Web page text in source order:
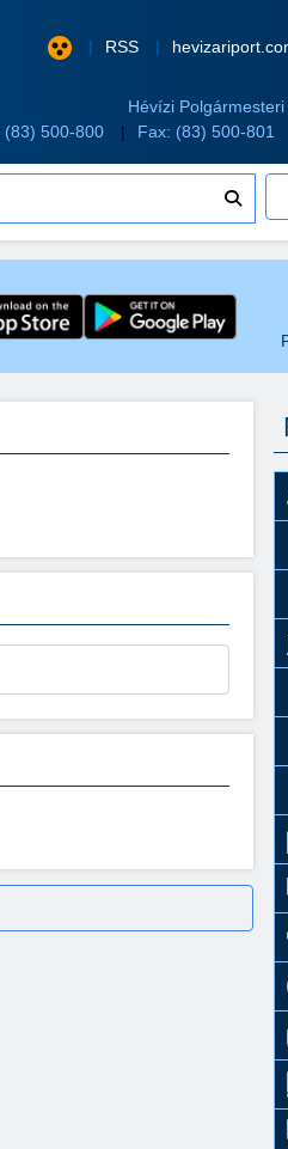
RSS
Hévízi
(83) 500-800 Fax: (83) 500-801